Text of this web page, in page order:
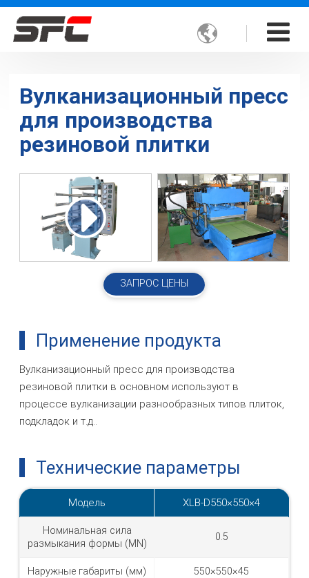

Вулканизационный пресс
для производства
резиновой плитки
ЗАПРОС ЦЕНЫ
Применение продукта
Вулканизационный пресс для производства
резиновой плитки в основном используют в
процессе вулканизации разнообразных типов плиток,
подкладок и т.д..
Технические параметры
Модель XLB-D550×550×4
Номинальная сила
размыкания формы (MN)
0.5
Наружные габариты (мм) 550×550×45